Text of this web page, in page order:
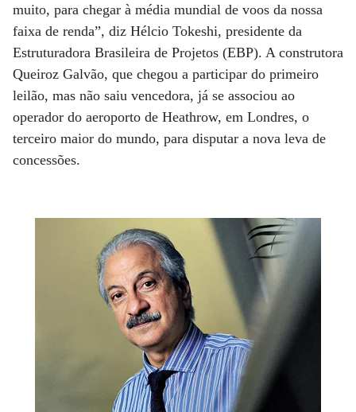
muito, para chegar à média mundial de voos da nossa
faixa de renda”, diz Hélcio Tokeshi, presidente da
Estruturadora Brasileira de Projetos (EBP). A construtora
Queiroz Galvão, que chegou a participar do primeiro
leilão, mas não saiu vencedora, já se associou ao
operador do aeroporto de Heathrow, em Londres, o
terceiro maior do mundo, para disputar a nova leva de
concessões.